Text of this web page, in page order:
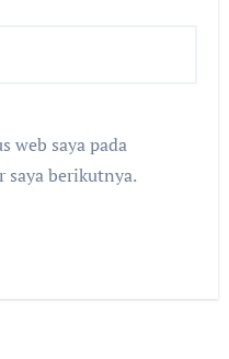
web saya pada
berikutnya.